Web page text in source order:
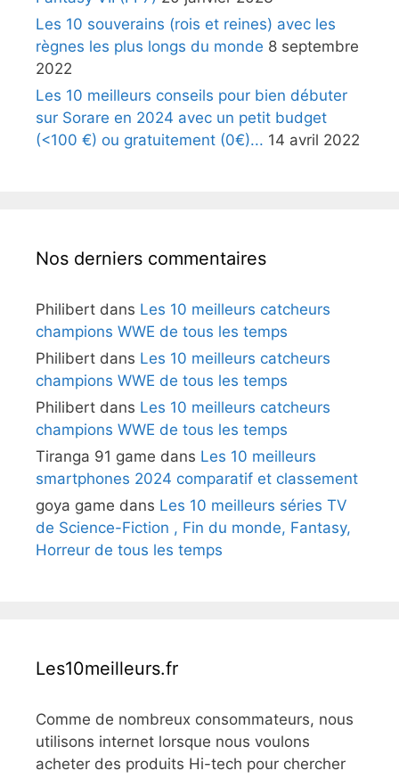
Les 10 souverains (rois et reines) avec les
règnes les plus longs du monde 8 septembre
2022
Les 10 meilleurs conseils pour bien débuter
sur Sorare en 2024 avec un petit budget
(<100 €) ou gratuitement (0€)... 14 avril 2022
Nos derniers commentaires
Philibert dans Les 10 meilleurs catcheurs
champions WWE de tous les temps
Philibert dans Les 10 meilleurs catcheurs
champions WWE de tous les temps
Philibert dans Les 10 meilleurs catcheurs
champions WWE de tous les temps
Tiranga 91 game dans Les 10 meilleurs
smartphones 2024 comparatif et classement
goya game dans Les 10 meilleurs séries TV
de Science-Fiction , Fin du monde, Fantasy,
Horreur de tous les temps
Les10meilleurs.fr
Comme de nombreux consommateurs, nous
utilisons internet lorsque nous voulons
acheter des produits Hi-tech pour chercher